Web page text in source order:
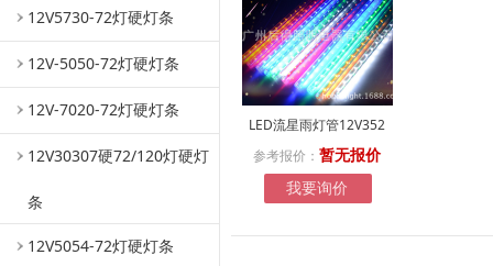
12V5730-72灯硬灯条
12V-5050-72灯硬灯条
12V-7020-72灯硬灯条
12V30307硬72/120灯硬灯
条
12V5054-72灯硬灯条
LED流星雨灯管12V352
参考报价：暂无报价
我要询价